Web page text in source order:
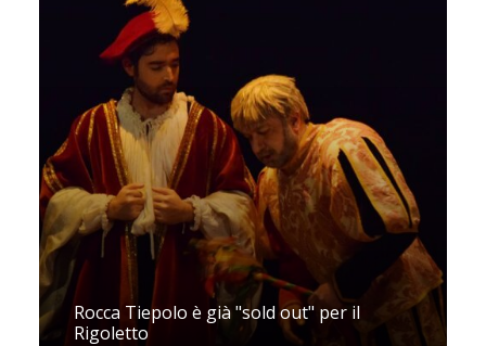
Rocca Tiepolo è già "sold out" per il
Rigoletto